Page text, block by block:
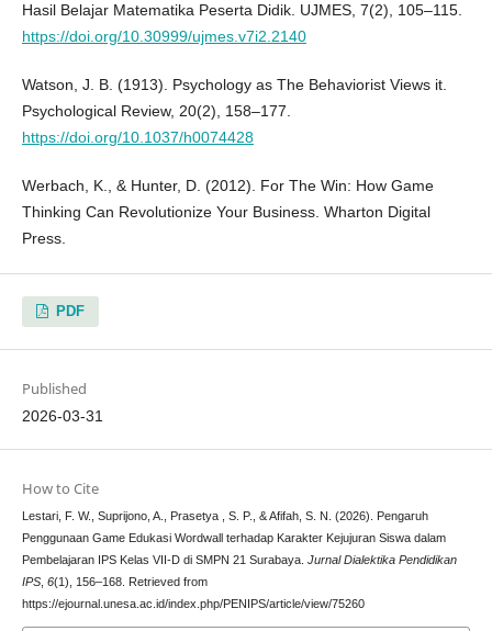
Hasil Belajar Matematika Peserta Didik. UJMES, 7(2), 105–115.
https://doi.org/10.30999/ujmes.v7i2.2140
Watson, J. B. (1913). Psychology as The Behaviorist Views it.
Psychological Review, 20(2), 158–177.
https://doi.org/10.1037/h0074428
Werbach, K., & Hunter, D. (2012). For The Win: How Game
Thinking Can Revolutionize Your Business. Wharton Digital
Press.
PDF
Published
2026-03-31
How to Cite
Lestari, F. W., Suprijono, A., Prasetya , S. P., & Afifah, S. N. (2026). Pengaruh
Penggunaan Game Edukasi Wordwall terhadap Karakter Kejujuran Siswa dalam
Pembelajaran IPS Kelas VII-D di SMPN 21 Surabaya. Jurnal Dialektika Pendidikan
IPS, 6(1), 156–168. Retrieved from
https://ejournal.unesa.ac.id/index.php/PENIPS/article/view/75260